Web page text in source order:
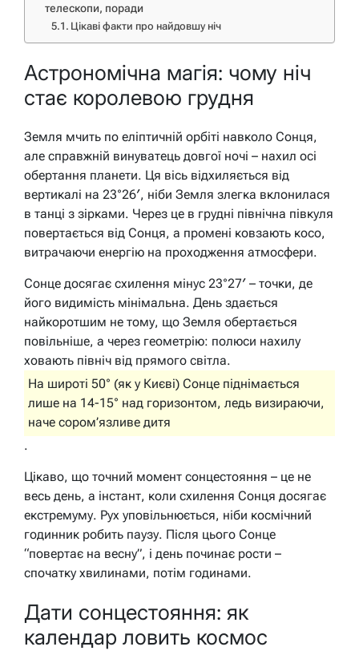
телескопи, поради
Цікаві факти про найдовшу ніч
Астрономічна магія: чому ніч
стає королевою грудня
Земля мчить по еліптичній орбіті навколо Сонця,
але справжній винуватець довгої ночі – нахил осі
обертання планети. Ця вісь відхиляється від
вертикалі на 23°26′, ніби Земля злегка вклонилася
в танці з зірками. Через це в грудні північна півкуля
повертається від Сонця, а промені ковзають косо,
витрачаючи енергію на проходження атмосфери.
Сонце досягає схилення мінус 23°27′ – точки, де
його видимість мінімальна. День здається
найкоротшим не тому, що Земля обертається
повільніше, а через геометрію: полюси нахилу
ховають північ від прямого світла.
На широті 50° (як у Києві) Сонце піднімається
лише на 14-15° над горизонтом, ледь визираючи,
наче сором’язливе дитя
.
Цікаво, що точний момент сонцестояння – це не
весь день, а інстант, коли схилення Сонця досягає
екстремуму. Рух уповільнюється, ніби космічний
годинник робить паузу. Після цього Сонце
“повертає на весну”, і день починає рости –
спочатку хвилинами, потім годинами.
Дати сонцестояння: як
календар ловить космос